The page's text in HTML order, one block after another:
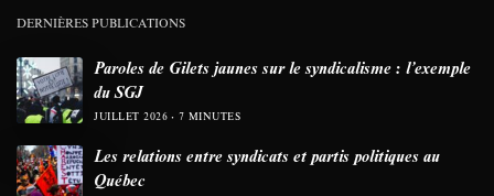
DERNIÈRES PUBLICATIONS
Paroles de Gilets jaunes sur le syndicalisme : l’exemple
du SGJ
JUILLET 2026 7 MINUTES
Les relations entre syndicats et partis politiques au
Québec